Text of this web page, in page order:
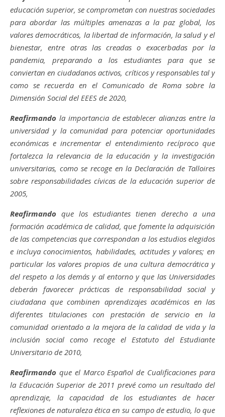
educación superior, se comprometan con nuestras sociedades
para abordar las múltiples amenazas a la paz global, los
valores democráticos, la libertad de información, la salud y el
bienestar, entre otras las creadas o exacerbadas por la
pandemia, preparando a los estudiantes para que se
conviertan en ciudadanos activos, críticos y responsables tal y
como se recuerda en el Comunicado de Roma sobre la
Dimensión Social del EEES de 2020,
Reafirmando la importancia de establecer alianzas entre la
universidad y la comunidad para potenciar oportunidades
económicas e incrementar el entendimiento recíproco que
fortalezca la relevancia de la educación y la investigación
universitarias, como se recoge en la Declaración de Talloires
sobre responsabilidades cívicas de la educación superior de
2005,
Reafirmando que los estudiantes tienen derecho a una
formación académica de calidad, que fomente la adquisición
de las competencias que correspondan a los estudios elegidos
e incluya conocimientos, habilidades, actitudes y valores; en
particular los valores propios de una cultura democrática y
del respeto a los demás y al entorno y que las Universidades
deberán favorecer prácticas de responsabilidad social y
ciudadana que combinen aprendizajes académicos en las
diferentes titulaciones con prestación de servicio en la
comunidad orientado a la mejora de la calidad de vida y la
inclusión social como recoge el Estatuto del Estudiante
Universitario de 2010,
Reafirmando que el Marco Español de Cualificaciones para
la Educación Superior de 2011 prevé como un resultado del
aprendizaje, la capacidad de los estudiantes de hacer
reflexiones de naturaleza ética en su campo de estudio, lo que